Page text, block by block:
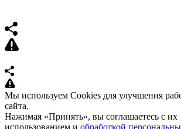
Мы используем Cookies для улучшения
сайта.
Нажимая «Принять», вы соглашаетесь с их
использованием и обработкой